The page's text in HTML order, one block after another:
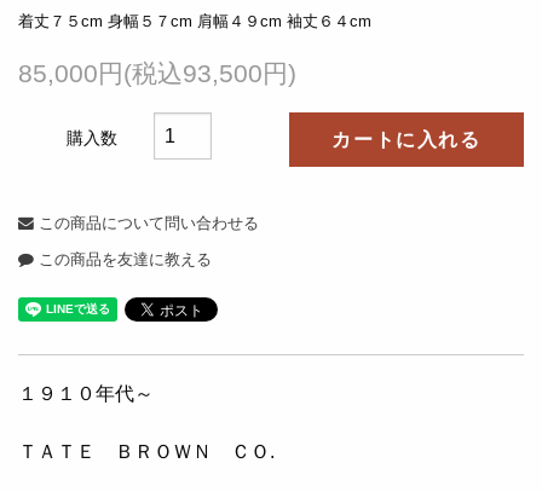
着丈７５cm 身幅５７cm 肩幅４９cm 袖丈６４cm
85,000円(税込93,500円)
購入数 カートに入れる
この商品について問い合わせる
この商品を友達に教える
１９１０年代～
ＴＡＴＥ ＢＲＯＷＮ ＣＯ.